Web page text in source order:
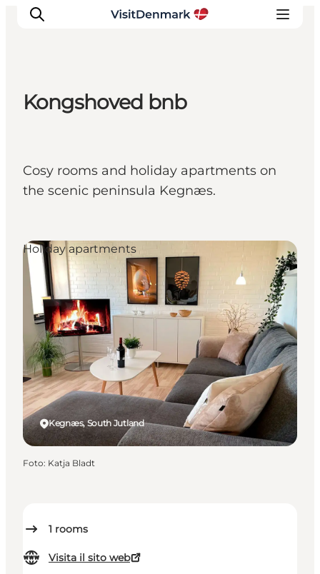
Cosa fare
Dove dormire
Pianifica il viaggio
Kongshoved bnb
Cosy rooms and holiday apartments on
the scenic peninsula Kegnæs.
1 rooms
Visita il sito web
Kegnæs, South Jutland
Holiday apartments
Foto: Katja Bladt